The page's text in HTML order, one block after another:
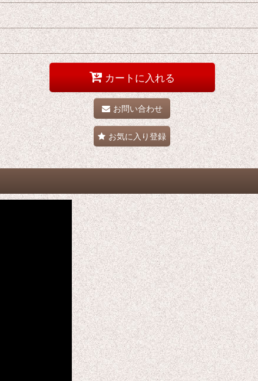
カートに入れる
お問い合わせ
お気に入り登録